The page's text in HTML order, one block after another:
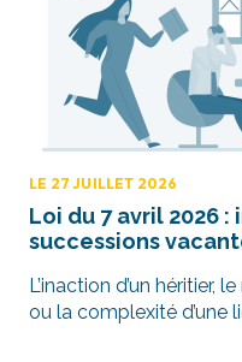
LE 27 JUILLET 2026
Loi du 7 avril 2026
successions
L’inaction d’un héritier,
ou la complexité d’une